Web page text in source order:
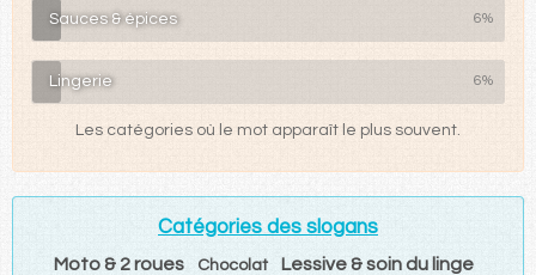
Sauces & épices 6%
Lingerie 6%
Les catégories où le mot apparaît le plus souvent.
Catégories des slogans
Moto & 2 roues Chocolat Lessive & soin du linge